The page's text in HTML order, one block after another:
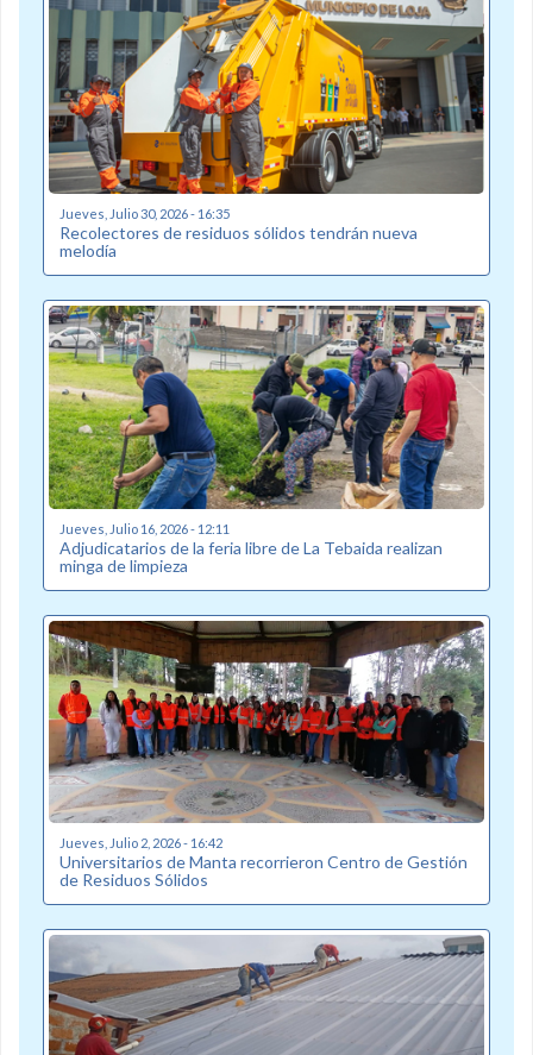
Jueves, Julio 30, 2026 - 16:35
Recolectores de residuos sólidos tendrán nueva
melodía
Jueves, Julio 16, 2026 - 12:11
Adjudicatarios de la feria libre de La Tebaida realizan
minga de limpieza
Jueves, Julio 2, 2026 - 16:42
Universitarios de Manta recorrieron Centro de Gestión
de Residuos Sólidos